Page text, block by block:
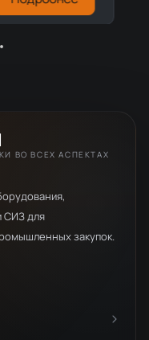
ВО ВСЕХ АСПЕКТАХ
СИЗ для
закупок.